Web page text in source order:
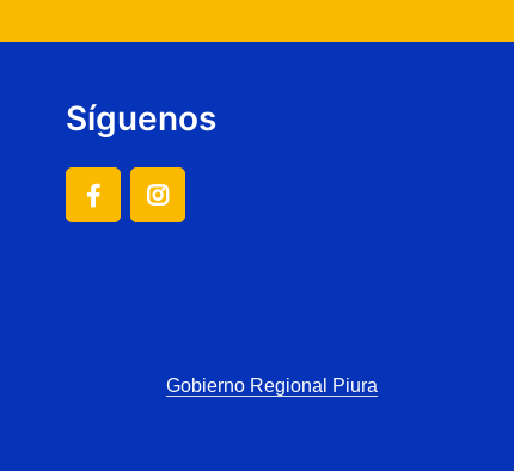
Síguenos
Gobierno Regional Piura